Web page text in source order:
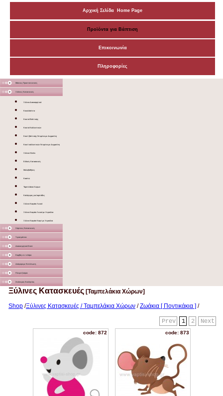
Αρχική Σελίδα Home Page
Προϊόντα για Βάπτιση
Επικοινωνία
Πληροφορίες
Μάσκες Προστατευτικές
Ξύλινες Κατασκευές
Ξύλινα Διακοσμητικά
Κουκλόσπιτα
Κουτιά Βάπτισης
Κουτιά Καλλυντικών
Κουτί βάπτισης Ντυμένο με Δερματίνη
Κουτί καλλυντικών Ντυμένο με Δερματίνη
Ξύλινα Sticks
Ειδικές Κατασκευές
Μολυβοθήκες
Κασπώ
Ταμπελάκια Χώρων
Καλόγερος για λαμπάδες
Ξύλινο Καφάσι Λευκό
Ξύλινο Καφάσι Λευκό με Χερούλια
Ξύλινο Καφάσι Καφέ με Χερούλια
Χάρτινες Κατασκευές
Υφασμάτινα
Διακοσμητικά Σταντ
Καμβάς σε τελάρο
Διάφορα με Εκτύπωση
Γλειφιτζούρια
Στολισμός Εκκλησίας
Ξύλινες Κατασκευές [Ταμπελάκια Χώρων]
Shop /Ξύλινες Κατασκευές / Ταμπελάκια Χώρων /Ζωάκια [ Ποντικάκια ] /
Next
2
1
Prev
code: 872 code: 873